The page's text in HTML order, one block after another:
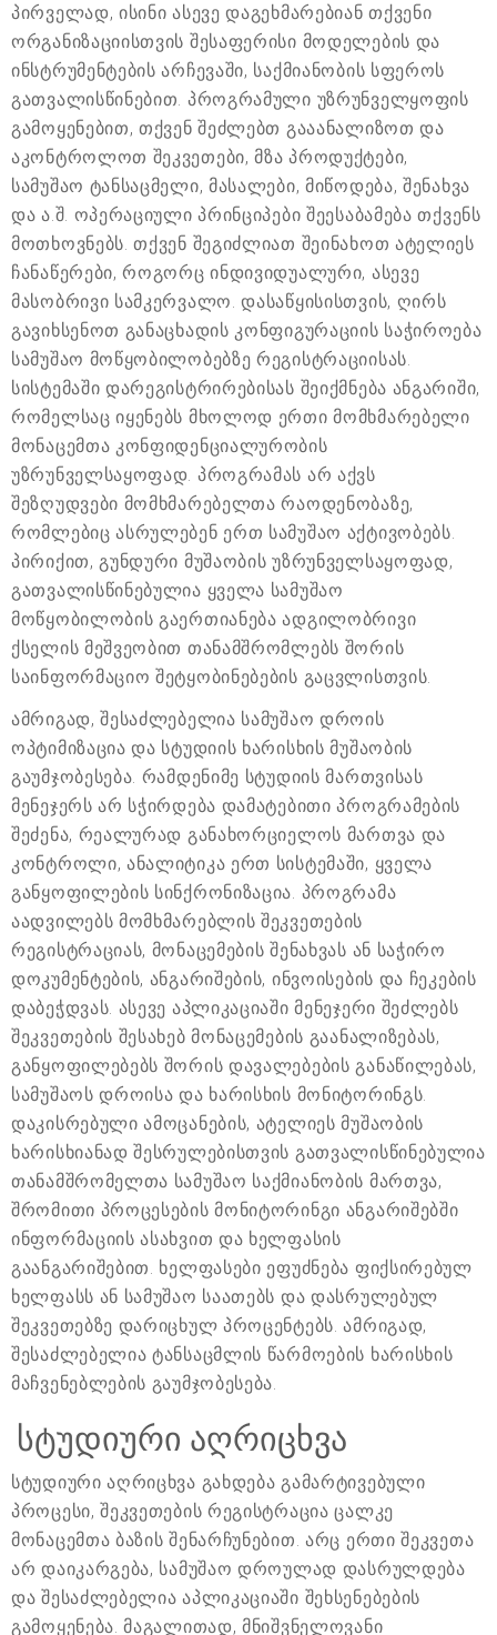
პირველად, ისინი ასევე დაგეხმარებიან თქვენი
ორგანიზაციისთვის შესაფერისი მოდელების და
ინსტრუმენტების არჩევაში, საქმიანობის სფეროს
გათვალისწინებით. პროგრამული უზრუნველყოფის
გამოყენებით, თქვენ შეძლებთ გააანალიზოთ და
აკონტროლოთ შეკვეთები, მზა პროდუქტები,
სამუშაო ტანსაცმელი, მასალები, მიწოდება, შენახვა
და ა.შ. ოპერაციული პრინციპები შეესაბამება თქვენს
მოთხოვნებს. თქვენ შეგიძლიათ შეინახოთ ატელიეს
ჩანაწერები, როგორც ინდივიდუალური, ასევე
მასობრივი სამკერვალო. დასაწყისისთვის, ღირს
გავიხსენოთ განაცხადის კონფიგურაციის საჭიროება
სამუშაო მოწყობილობებზე რეგისტრაციისას.
სისტემაში დარეგისტრირებისას შეიქმნება ანგარიში,
რომელსაც იყენებს მხოლოდ ერთი მომხმარებელი
მონაცემთა კონფიდენციალურობის
უზრუნველსაყოფად. პროგრამას არ აქვს
შეზღუდვები მომხმარებელთა რაოდენობაზე,
რომლებიც ასრულებენ ერთ სამუშაო აქტივობებს.
პირიქით, გუნდური მუშაობის უზრუნველსაყოფად,
გათვალისწინებულია ყველა სამუშაო
მოწყობილობის გაერთიანება ადგილობრივი
ქსელის მეშვეობით თანამშრომლებს შორის
საინფორმაციო შეტყობინებების გაცვლისთვის.
ამრიგად, შესაძლებელია სამუშაო დროის
ოპტიმიზაცია და სტუდიის ხარისხის მუშაობის
გაუმჯობესება. რამდენიმე სტუდიის მართვისას
მენეჯერს არ სჭირდება დამატებითი პროგრამების
შეძენა, რეალურად განახორციელოს მართვა და
კონტროლი, ანალიტიკა ერთ სისტემაში, ყველა
განყოფილების სინქრონიზაცია. პროგრამა
აადვილებს მომხმარებლის შეკვეთების
რეგისტრაციას, მონაცემების შენახვას ან საჭირო
დოკუმენტების, ანგარიშების, ინვოისების და ჩეკების
დაბეჭდვას. ასევე აპლიკაციაში მენეჯერი შეძლებს
შეკვეთების შესახებ მონაცემების გაანალიზებას,
განყოფილებებს შორის დავალებების განაწილებას,
სამუშაოს დროისა და ხარისხის მონიტორინგს.
დაკისრებული ამოცანების, ატელიეს მუშაობის
ხარისხიანად შესრულებისთვის გათვალისწინებულია
თანამშრომელთა სამუშაო საქმიანობის მართვა,
შრომითი პროცესების მონიტორინგი ანგარიშებში
ინფორმაციის ასახვით და ხელფასის
გაანგარიშებით. ხელფასები ეფუძნება ფიქსირებულ
ხელფასს ან სამუშაო საათებს და დასრულებულ
შეკვეთებზე დარიცხულ პროცენტებს. ამრიგად,
შესაძლებელია ტანსაცმლის წარმოების ხარისხის
მაჩვენებლების გაუმჯობესება.
სტუდიური აღრიცხვა
სტუდიური აღრიცხვა გახდება გამარტივებული
პროცესი, შეკვეთების რეგისტრაცია ცალკე
მონაცემთა ბაზის შენარჩუნებით. არც ერთი შეკვეთა
არ დაიკარგება, სამუშაო დროულად დასრულდება
და შესაძლებელია აპლიკაციაში შეხსენებების
გამოყენება. მაგალითად, მნიშვნელოვანი